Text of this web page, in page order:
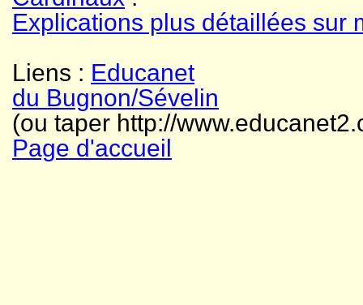
Explications plus détaillées sur
Liens : Educanet
du Bugnon/Sévelin
(ou taper http://
Page d'accueil